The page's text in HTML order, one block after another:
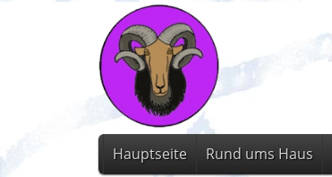
Hauptseite Rund ums Haus